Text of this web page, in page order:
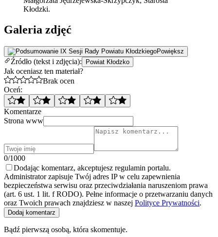
Kłodzki.
Galeria zdjęć
Powiększ
Źródło (tekst i zdjęcia): Powiat Kłodzko
Jak oceniasz ten materiał?
Brak ocen
Oceń:
Komentarze
Strona www
0/1000
Dodając komentarz, akceptujesz regulamin portalu.
Administrator zapisuje Twój adres IP w celu zapewnienia
bezpieczeństwa serwisu oraz przeciwdziałania naruszeniom prawa
(art. 6 ust. 1 lit. f RODO). Pełne informacje o przetwarzaniu danych
oraz Twoich prawach znajdziesz w naszej Polityce Prywatności.
Dodaj komentarz
Bądź pierwszą osobą, która skomentuje.